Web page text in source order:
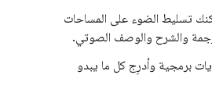
تسليط الضوء على المساحات
والشرح والوصف الصوتي.
برمجية وأدرِج كل ما يبدو